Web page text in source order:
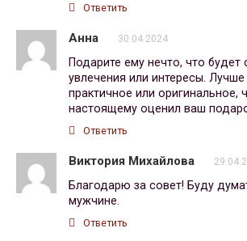
Ответить
Анна 30.04.2024
Подарите ему нечто, что будет
увлечения или интересы.
практичное или оригинальное,
настоящему оценил ваш
Ответить
Виктория Михайлова
Благодарю за совет! Буду
мужчине.
Ответить